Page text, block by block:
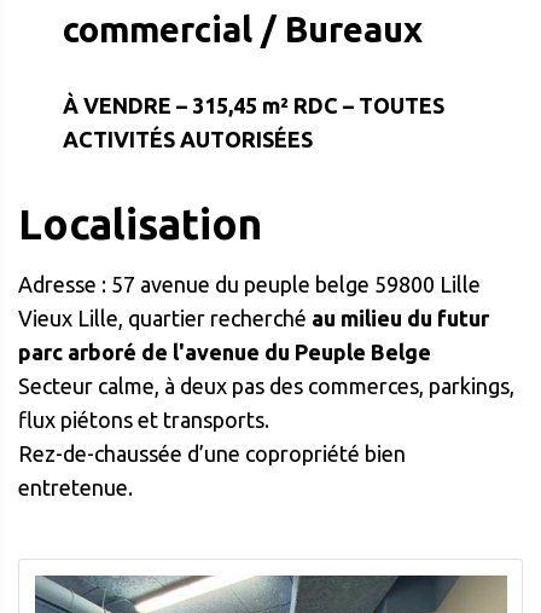
commercial / Bureaux
À VENDRE – 315,45 m² RDC – TOUTES
ACTIVITÉS AUTORISÉES
Localisation
Adresse : 57 avenue du peuple belge 59800 Lille
Vieux Lille, quartier recherché au milieu du futur
parc arboré de l'avenue du Peuple Belge
Secteur calme, à deux pas des commerces, parkings,
flux piétons et transports.
Rez-de-chaussée d’une copropriété bien
entretenue.